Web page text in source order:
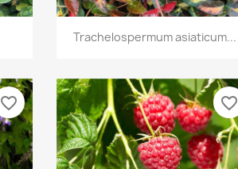
Vista rápida
Trachelospermum asiaticum...
favorite_border favorite_border